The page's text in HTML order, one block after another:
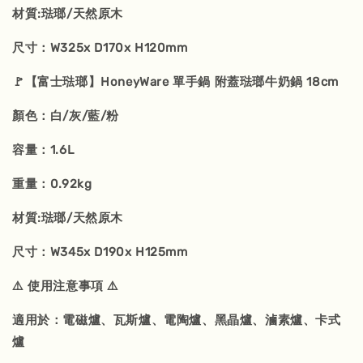
材質:琺瑯/天然原木
尺寸：W325x D170x H120mm
🚩【富士琺瑯】HoneyWare 單手鍋 附蓋琺瑯牛奶鍋 18cm
顏色：白/灰/藍/粉
容量：1.6L
重量：0.92kg
材質:琺瑯/天然原木
尺寸：W345x D190x H125mm
⚠️ 使用注意事項 ⚠️
適用於：電磁爐、瓦斯爐、電陶爐、黑晶爐、滷素爐、卡式
爐